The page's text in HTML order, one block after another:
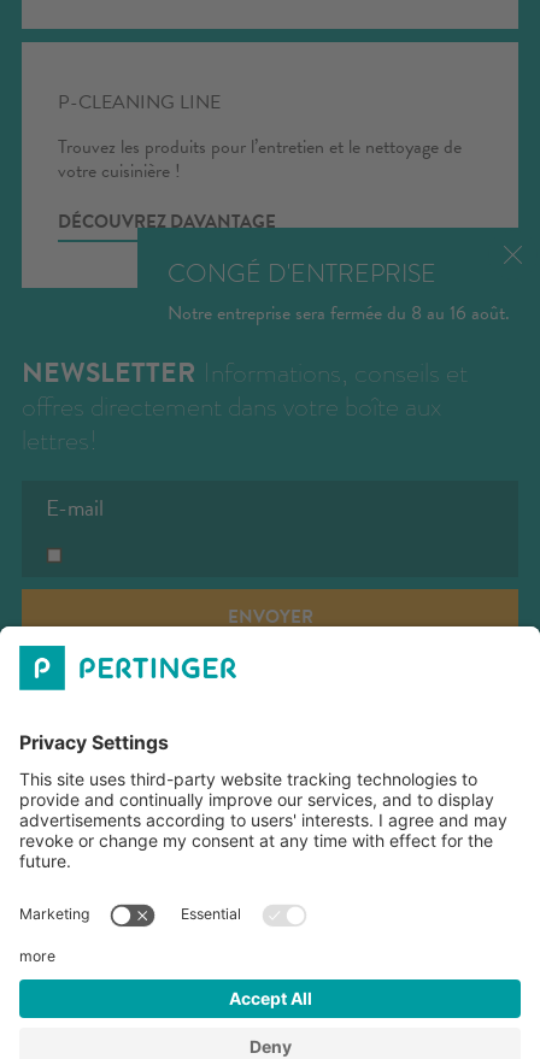
CONGÉ D'ENTREPRISE
Notre entreprise sera fermée du 8 au 16 août.
P-CLEANING LINE
Trouvez les produits pour l’entretien et le nettoyage de
votre cuisinière !
DÉCOUVREZ DAVANTAGE
NEWSLETTER Informations, conseils et
offres directement dans votre boîte aux
lettres!
ENVOYER
LES HEURES D'OUVERTURE
TÉLÉCHARGEMENTS
Pertinger SRL